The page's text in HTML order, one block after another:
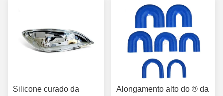
Silicone curado da
Alongamento alto do ® da